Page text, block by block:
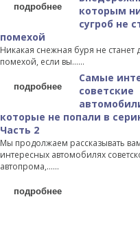
подробнее
которым
сугроб не
помехой
Никакая снежная буря не станет
помехой, если вы…...
подробнее
Самые
советские
которые не попали в
Часть 2
Мы продолжаем рассказывать
интересных автомобилях
автопрома,…...
подробнее